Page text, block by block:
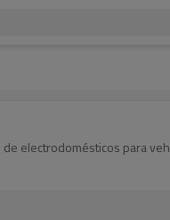
electrodomésticos para